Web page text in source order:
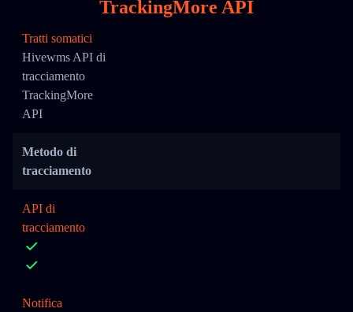
TrackingMore API
Tratti somatici
Hivewms API di
tracciamento
TrackingMore
API
Metodo di
tracciamento
API di
tracciamento
Notifica